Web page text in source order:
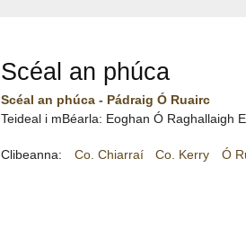
Scéal an phúca
Scéal an phúca - Pádraig Ó Ruairc
Teideal i mBéarla: Eoghan Ó Raghallaigh
Clibeanna: Co. Chiarraí Co. Kerry Ó